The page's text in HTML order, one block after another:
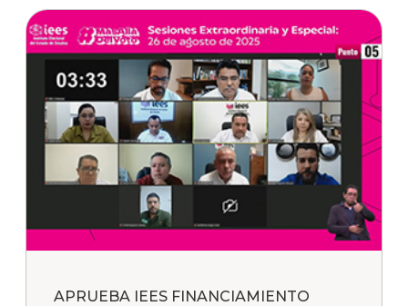
APRUEBA IEES FINANCIAMIENTO